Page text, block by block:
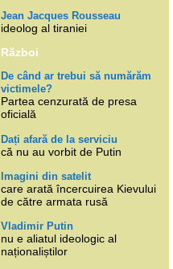
Jean Jacques Rousseau
ideolog al tiraniei
Război
De când ar trebui să numărăm
victimele?
Partea cenzurată de presa
oficială
Dați afară de la serviciu
că nu au vorbit de Putin
Imagini din satelit
care arată încercuirea Kievului
de către armata rusă
Vladimir Putin
nu e aliatul ideologic al
naționaliștilor